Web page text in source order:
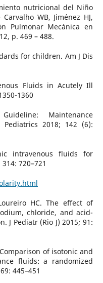
nutricional del Niño
WB, Jiménez HJ,
Pulmonar Mecánica en
p. 469 – 488.
for children. Am J Dis
Fluids in Acutely Ill
1360
Maintenance
2018; 142 (6):
intravenous fluids for
720–721
HC. The effect of
chloride, and acid-
J Pediatr (Rio J) 2015; 91:
of isotonic and
fluids: a randomized
445–451